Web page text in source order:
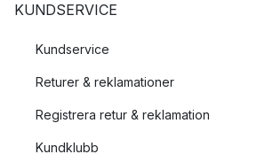
KUNDSERVICE
Kundservice
Returer & reklamationer
Registrera retur & reklamation
Kundklubb